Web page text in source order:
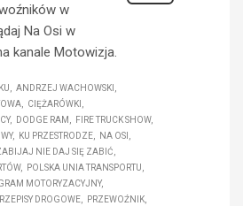
w
Na Osi w
kanale Motowizja.
ANDRZEJ WACHOWSKI
CIĘŻARÓWKI
DODGE RAM
FIRE TRUCK SHOW
KU PRZESTRODZE
NA OSI
NIE DAJ SIĘ ZABIĆ
POLSKA UNIA TRANSPORTU
MOTORYZACYJNY
DROGOWE
PRZEWOŹNIK